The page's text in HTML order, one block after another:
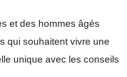
et des hommes âgés
qui souhaitent vivre une
unique avec les conseils